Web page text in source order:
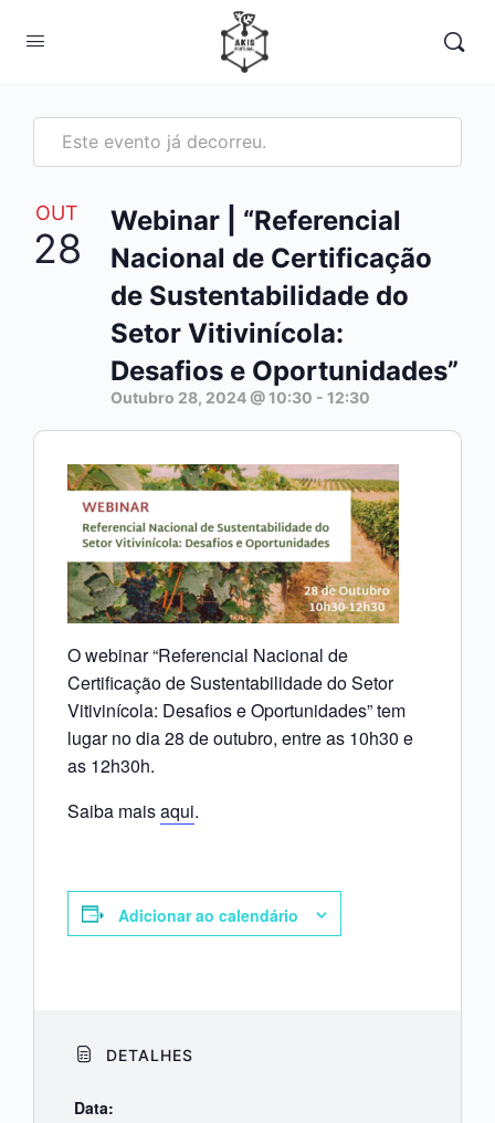
Este evento já decorreu.
OUT
28
Webinar | “Referencial
Nacional de Certificação
de Sustentabilidade do
Setor Vitivinícola:
Desafios e Oportunidades”
Outubro 28, 2024 @ 10:30 - 12:30
O webinar “Referencial Nacional de
Certificação de Sustentabilidade do Setor
Vitivinícola: Desafios e Oportunidades” tem
lugar no dia 28 de outubro, entre as 10h30 e
as 12h30h.
Saiba maisaqui.
Adicionar ao calendário
DETALHES
Data: